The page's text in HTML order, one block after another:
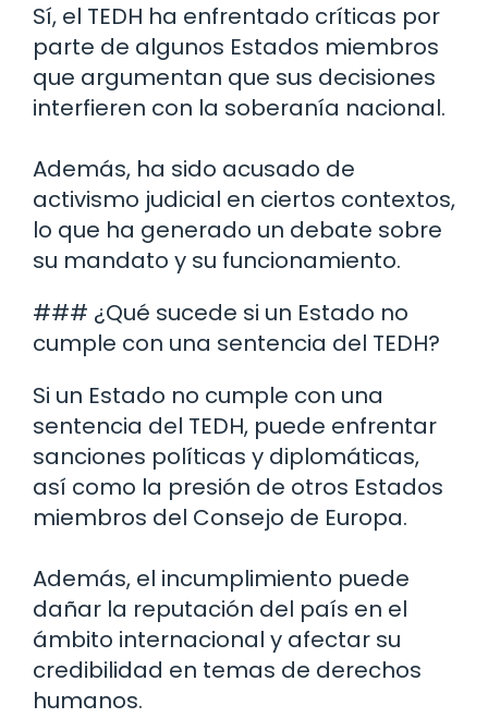
Sí, el TEDH ha enfrentado críticas por
parte de algunos Estados miembros
que argumentan que sus decisiones
interfieren con la soberanía nacional.
Además, ha sido acusado de
activismo judicial en ciertos contextos,
lo que ha generado un debate sobre
su mandato y su funcionamiento.
### ¿Qué sucede si un Estado no
cumple con una sentencia del TEDH?
Si un Estado no cumple con una
sentencia del TEDH, puede enfrentar
sanciones políticas y diplomáticas,
así como la presión de otros Estados
miembros del Consejo de Europa.
Además, el incumplimiento puede
dañar la reputación del país en el
ámbito internacional y afectar su
credibilidad en temas de derechos
humanos.